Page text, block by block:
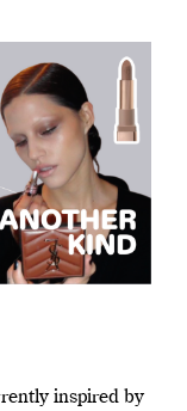
inspired by